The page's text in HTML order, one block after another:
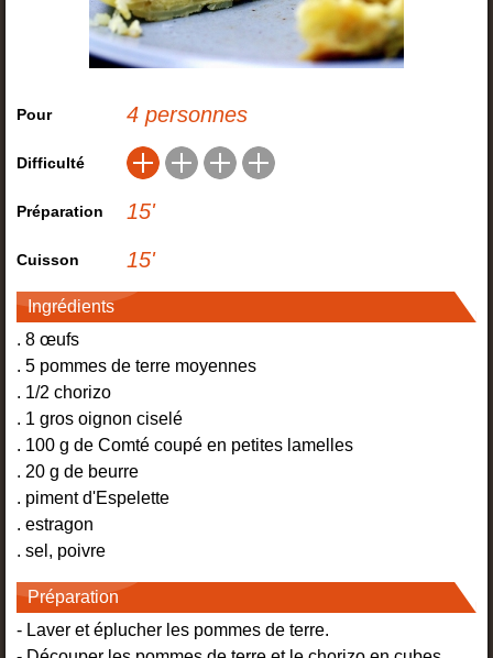
Pour 4 personnes
Difficulté
Préparation 15'
Cuisson 15'
Ingrédients
. 8 œufs
. 5 pommes de terre moyennes
. 1/2 chorizo
. 1 gros oignon ciselé
. 100 g de Comté coupé en petites lamelles
. 20 g de beurre
. piment d'Espelette
. estragon
. sel, poivre
Préparation
- Laver et éplucher les pommes de terre.